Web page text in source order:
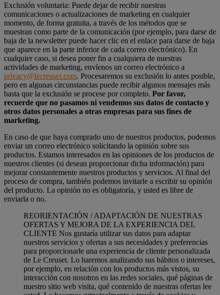
Exclusión voluntaria: Puede dejar de recibir nuestras
comunicaciones o actualizaciones de marketing en cualquier
momento, de forma gratuita, a través de los métodos que se
muestran como parte de la comunicación (por ejemplo, para darse de
baja de la newsletter puede hacer clic en el enlace para darse de baja
que aparece en la parte inferior de cada correo electrónico). En
cualquier caso, si desea poner fin a cualquiera de nuestras
actividades de marketing, envíenos un correo electrónico a
privacy@lecreuset.com. Procesaremos su exclusión lo antes posible,
pero en algunas circunstancias puede recibir algunos mensajes más
hasta que la exclusión se procese por completo. Por favor,
recuerde que no pasamos ni vendemos sus datos de contacto y
otros datos personales a otras empresas para sus fines de
marketing.
En caso de que haya comprado uno de nuestros productos, podemos
enviar un correo electrónico solicitando la opinión sobre sus
productos. Estamos interesados en las opiniones de los productos de
nuestros clientes (si desean proporcionar dicha información) para
mejorar constantemente nuestros productos y servicios. Al final del
proceso de compra, también podemos invitarle a escribir su opinión
del producto. La opinión no es obligatoria, y usted es libre de
enviarla o no.
REORIENTACIÓN / ADAPTACIÓN DE NUESTRAS
OFERTAS Y MEJORA DE LA EXPERIENCIA DEL
CLIENTE Nos gustaría utilizar sus datos para adaptar
nuestros servicios y ofertas a sus necesidades y preferencias
para proporcionarle una experiencia de cliente personalizada
de Le Creuset. Lo haremos analizando sus hábitos o intereses,
por ejemplo, en relación con los productos más vistos, su
interacción con nosotros en las redes sociales, qué páginas de
nuestro sitio web visita, qué contenido de nuestras ofertas lee